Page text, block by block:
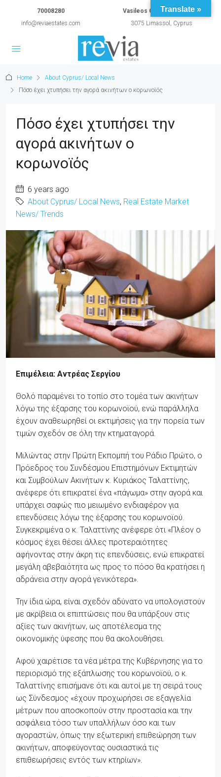
70008280
info@reviaestates.com
Vasileos Constantinou 54A
3075 Limassol, Cyprus
Home
About Cyprus/ Local News
Πόσο έχει χτυπήσει την αγορά ακινήτων ο κορωνοϊός
Πόσο έχει χτυπήσει την
αγορά ακινήτων ο
κορωνοϊός
6 years ago
About Cyprus/ Local News, Real Estate Market
News/ Trends
Επιμέλεια: Αντρέας Σεργίου
Θολό παραμένει το τοπίο στο τομέα των ακινήτων
λόγω της έξαρσης του κορωνοϊού, ενώ παράλληλα
έχουν αναθεωρηθεί οι εκτιμήσεις για την πορεία των
τιμών σχεδόν σε όλη την κτηματαγορά.
Μιλώντας στην Πρώτη Εκπομπή του Ράδιο Πρώτο, ο
Πρόεδρος του Συνδέσμου Επιστημόνων Εκτιμητών
και Συμβούλων Ακινήτων κ. Κυριάκος Ταλαττίνης,
ανέφερε ότι επικρατεί ένα «πάγωμα» στην αγορά και
υπάρχει σαφώς πιο μειωμένο ενδιαφέρον για
επενδύσεις λόγω της έξαρσης του κορωνοϊού.
Συγκεκριμένα ο κ. Ταλαττίνης ανέφερε ότι «Πλέον ο
κόσμος έχει θέσει άλλες προτεραιότητες
αφήνοντας στην άκρη τις επενδύσεις, ενώ επικρατεί
μεγάλη αβεβαιότητα ως προς το πόσο θα κρατήσει η
αδράνεια στην αγορά γενικότερα».
Την ίδια ώρα, είναι σχεδόν αδύνατο να υπολογιστούν
με ακρίβεια οι επιπτώσεις που θα υπάρξουν στις
αξίες των ακινήτων, ως αποτέλεσμα της
οικονομικής ύφεσης που θα ακολουθήσει.
Αφού χαιρέτισε τα νέα μέτρα της Κυβέρνησης για το
περιορισμό της εξάπλωσης του κορωνοϊού, ο κ.
Ταλαττίνης επισήμανε ότι και αυτοί με τη σειρά τους
ως Σύνδεσμος «έχουν προχωρήσει σε εξαγγελία
μέτρων που αποσκοπούν στην προστασία και την
ασφάλεια τόσο των υπαλλήλων όσο και των
αγοραστών, όπως την εξωτερική επιθεώρηση των
ακινήτων, αποφεύγοντας ουσιαστικά τις
επιθεωρήσεις εντός των κτηρίων».
Translate »